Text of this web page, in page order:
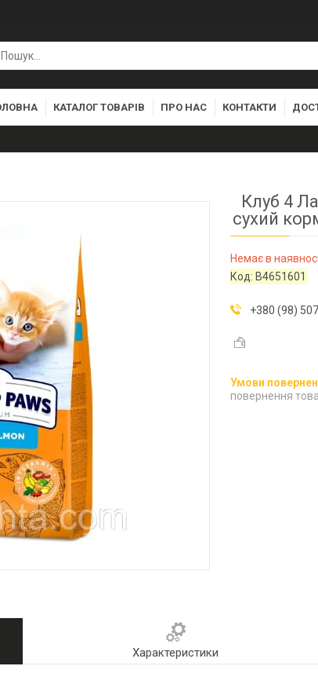
КАТАЛОГ ТОВАРІВ ПРО НАС КОНТАКТИ
Клуб 4
сухий
Немає в
Код: B4651601
+380 (98)
повернення
Характеристики